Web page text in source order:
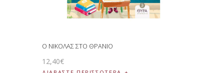
Ο ΝΙΚΟΛΑΣ ΣΤΟ ΘΡΑΝΙΟ
12,40€